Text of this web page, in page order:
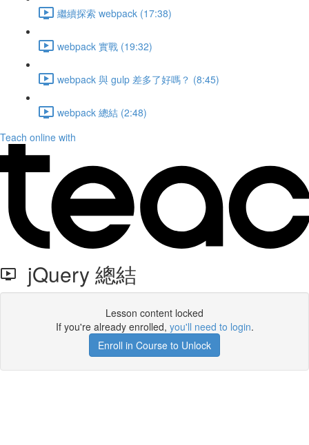
繼續探索 webpack (17:38)
webpack 實戰 (19:32)
webpack 與 gulp 差多了好嗎？ (8:45)
webpack 總結 (2:48)
Teach online with
jQuery 總結
Lesson content locked
If you're already enrolled, you'll need to login.
Enroll in Course to Unlock